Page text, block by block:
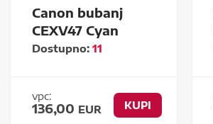
Canon bubanj
CEXV47 Cyan
Dostupno:11
vpc:
136,00 EUR KUPI